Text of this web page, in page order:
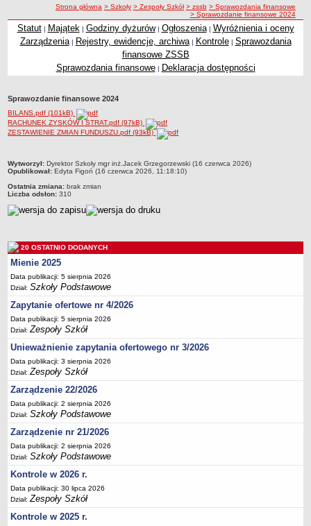
Zespoły Szkół
Techniczne Zakłady Naukowe
Przedszkola Miejskie
Przekształcone szkoły i placówki
Specjalny Ośrodek nr 1
Specjalny Ośrodek nr 5
BURSA MIEJSKA
Statut
Majątek
Godziny dyżurów
Ogłoszenie
Zarządzenia
Kontrole
Rejestry, ewidencje, archiwa
Sprawozdania
Deklaracja dostępności
Zespół Poradni
BIURO FINANSÓW OŚWIATY
Dane podstawowe
Statut
Majątek
Godziny dyżurów
Ogłoszenia
ścieżka nawigacji
Strona główna > Szkoły > Zespoły Szkół > zssb > Sprawozdania finansowe
> Sprawozdanie finansowe 2024
Statut| Majątek | Godziny dyżurów| Ogłoszenia| Wyróżnienia i oceny
Zarządzenia| Rejestry, ewidencje, archiwa| Kontrole| Sprawozdania
finansowe ZSSB
Sprawozdania finansowe| Deklaracja dostępności
Sprawozdanie finansowe 2024
BILANS.pdf (101kB)
RACHUNEK ZYSKÓW I STRAT.pdf (97kB)
ZESTAWIENIE ZMIAN FUNDUSZU.pdf (93kB)
metryczka
Wytworzył: Dyrektor Szkoły mgr inż.Jacek Grzegorzewski (16 czerwca 2026)
Opublikował: Edyta Figoń (16 czerwca 2026, 11:18:10)
Ostatnia zmiana: brak zmian
Liczba odsłon: 310
20 OSTATNIO DODANYCH
Mienie 2025
Data publikacji: 5 sierpnia 2026
Dział:Szkoły Podstawowe
Zapytanie ofertowe nr 4/2026
Data publikacji: 5 sierpnia 2026
Dział:Zespoły Szkół
Unieważnienie zapytania ofertowego nr 3/2026
Data publikacji: 3 sierpnia 2026
Dział:Zespoły Szkół
Zarządzenie 22/2026
Data publikacji: 2 sierpnia 2026
Dział:Szkoły Podstawowe
Zarządzenie nr 21/2026
Data publikacji: 2 sierpnia 2026
Dział:Szkoły Podstawowe
Kontrole w 2026 r.
Data publikacji: 30 lipca 2026
Dział:Zespoły Szkół
Kontrole w 2025 r.